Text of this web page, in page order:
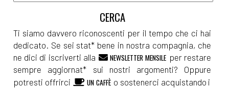
Ti siamo davvero riconoscenti per il tempo che ci hai
dedicato. Se sei stat* bene in nostra compagnia, che
ne dici di iscriverti alla
NEWSLETTER MENSILE per restare
sempre aggiornat* sui nostri argomenti? Oppure
potresti offrirci
UN CAFFÈ o sostenerci acquistando i